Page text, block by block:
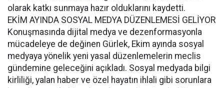
olarak katkı sunmaya hazır olduklarını kaydetti.
EKİM AYINDA SOSYAL MEDYA DÜZENLEMESİ GELİYOR
Konuşmasında dijital medya ve dezenformasyonla
mücadeleye de değinen Gürlek, Ekim ayında sosyal
medyaya yönelik yeni yasal düzenlemelerin meclis
gündemine geleceğini açıkladı. Sosyal medyada bilgi
kirliliği, yalan haber ve özel hayatın ihlali gibi sorunlara